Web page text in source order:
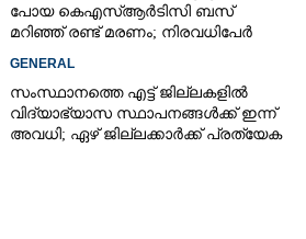
പോയ കെഎസ്‌ആർടിസി ബസ്
മറിഞ്ഞ് രണ്ട് മരണം; നിരവധിപേർ
GENERAL
സംസ്ഥാനത്തെ എട്ട് ജില്ലകളിൽ
വിദ്യാഭ്യാസ സ്ഥാപനങ്ങൾക്ക് ഇന്ന്
അവധി; ഏഴ് ജില്ലക്കാർക്ക് പ്രത്യേക
Copy Link